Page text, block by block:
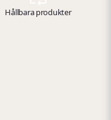
Hållbara produkter